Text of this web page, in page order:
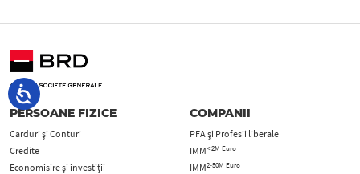
PERSOANE FIZICE
Carduri şi Conturi
Credite
Economisire și investiții
COMPANII
PFA şi Profesii liberale
IMM< 2M Euro
IMM2-50M Euro